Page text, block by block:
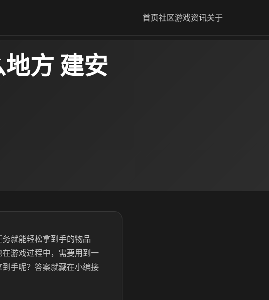
首页社区游戏资讯关于
方 建安
就能轻松拿到手的物品
游戏过程中，需要用到一
手呢？答案就藏在小编接